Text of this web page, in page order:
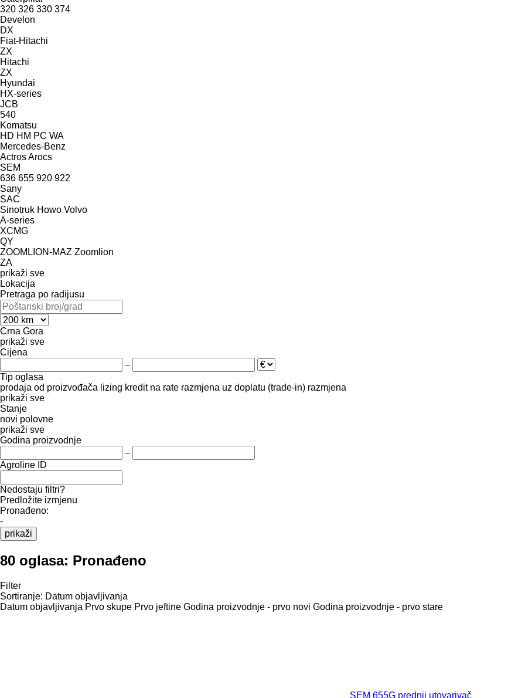
320 326 330 374
Develon
DX
Fiat-Hitachi
ZX
Hitachi
ZX
Hyundai
HX-series
JCB
540
Komatsu
HD HM PC WA
Mercedes-Benz
ActrosArocs
SEM
636 655 920 922
Sany
SAC
Sinotruk Howo Volvo
A-series
XCMG
QY
ZOOMLION-MAZ Zoomlion
ZA
prikaži sve
Lokacija
Pretraga po radijusu
Crna Gora
prikaži sve
Cijena
–
Tip oglasa
prodaja od proizvođača lizing kredit na rate razmjena uz doplatu (trade-in) razmjena
prikaži sve
Stanje
novi polovne
prikaži sve
Godina proizvodnje
–
Agroline ID
Nedostaju filtri?
Predložite izmjenu
Pronađeno:
-
prikaži
80 oglasa: Pronađeno
Filter
Sortiranje: Datum objavljivanja
Datum objavljivanja Prvo skupe Prvo jeftine Godina proizvodnje - prvo novi Godina proizvodnje - prvo stare
SEM 655G prednji utovarivač